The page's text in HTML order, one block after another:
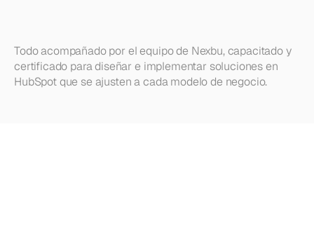
Todo acompañado por el equipo de Nexbu, capacitado y
certificado para diseñar e implementar soluciones en
HubSpot que se ajusten a cada modelo de negocio.